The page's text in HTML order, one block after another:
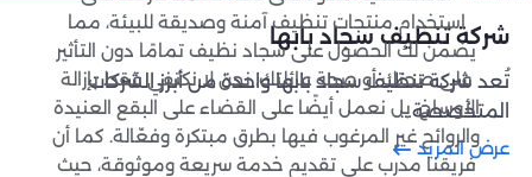
استخدام منتجات تنظيف آمنة وصديقة للبيئة، مما
يضمن لك الحصول على سجاد نظيف تمامًا دون التأثير
على صحتك أو صحة عائلتك. نحن لا نكتفي فقط بإزالة
الأوساخ، بل نعمل أيضًا على القضاء على البقع العنيدة
والروائح غير المرغوب فيها بطرق مبتكرة وفعّالة. كما أن
فريقنا مدرب على تقديم خدمة سريعة وموثوقة، حيث
شركة تنظيف سجاد بابها
تُعد شركة تنظيف سجاد بابها واحدة من أبرز الشركات
المتخصصة…
عرض المزيد